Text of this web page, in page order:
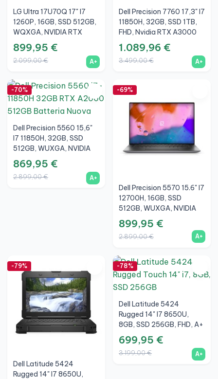
LG Ultra 17U70Q 17" I7
1260P, 16GB, SSD 512GB,
WQXGA, NVIDIA RTX
3050 Ti 4GB, Argento, A+
899,95 €
2.099,00 € A+
Dell Precision 7760 17,3" I7
11850H, 32GB, SSD 1TB,
FHD, Nvidia RTX A3000
6GB, A+
1.089,96 €
3.499,00 € A+
-70%
Dell Precision 5560 15,6"
I7 11850H, 32GB, SSD
512GB, WUXGA, NVIDIA
RTX A2000 4GB, Batteria
Nuova, A+
869,95 €
2.899,00 € A+
-69%
Dell Precision 5570 15.6" I7
12700H, 16GB, SSD
512GB, WUXGA, NVIDIA
RTX A1000 4GB, A+
899,95 €
2.899,00 € A+
-79%
Dell Latitude 5424
Rugged 14" I7 8650U,
-78%
Dell Latitude 5424
Rugged 14" I7 8650U,
8GB, SSD 256GB, FHD, A+
699,95 €
3.199,00 € A+